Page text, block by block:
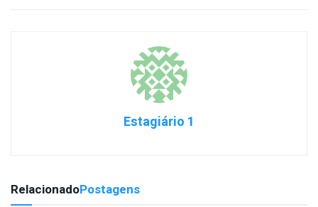
Estagiário 1
RelacionadoPostagens